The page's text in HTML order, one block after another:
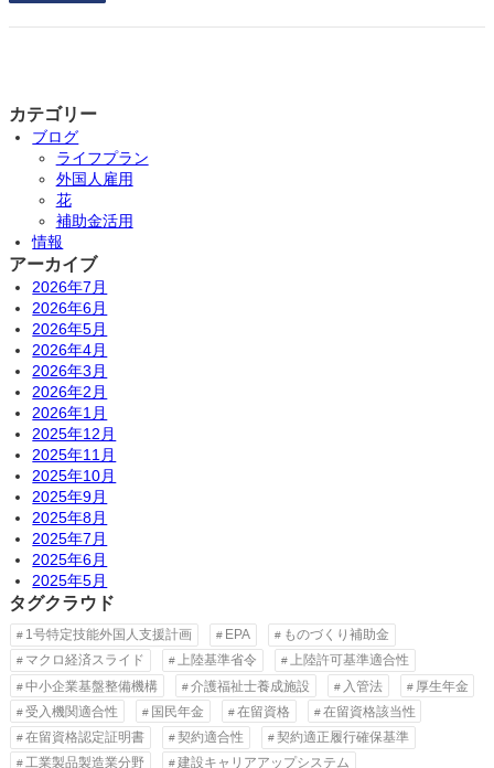
カテゴリー
ブログ
ライフプラン
外国人雇用
花
補助金活用
情報
アーカイブ
2026年7月
2026年6月
2026年5月
2026年4月
2026年3月
2026年2月
2026年1月
2025年12月
2025年11月
2025年10月
2025年9月
2025年8月
2025年7月
2025年6月
2025年5月
タグクラウド
1号特定技能外国人支援計画 EPA
ものづくり補助金
マクロ経済スライド
上陸基準省令
上陸許可基準適合性
中小企業基盤整備機構
介護福祉士養成施設 入管法
厚生年金
受入機関適合性
国民年金 在留資格
在留資格該当性
在留資格認定証明書
契約適合性
契約適正履行確保基準
工業製品製造業分野
建設キャリアアップシステム